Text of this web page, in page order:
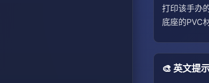
打印该手办
底座的PVC
🎨 英文提